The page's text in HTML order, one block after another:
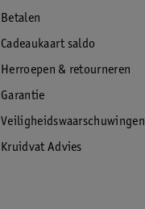
Betalen
Cadeaukaart saldo
Herroepen & retourneren
Garantie
Veiligheidswaarschuwingen
Kruidvat Advies